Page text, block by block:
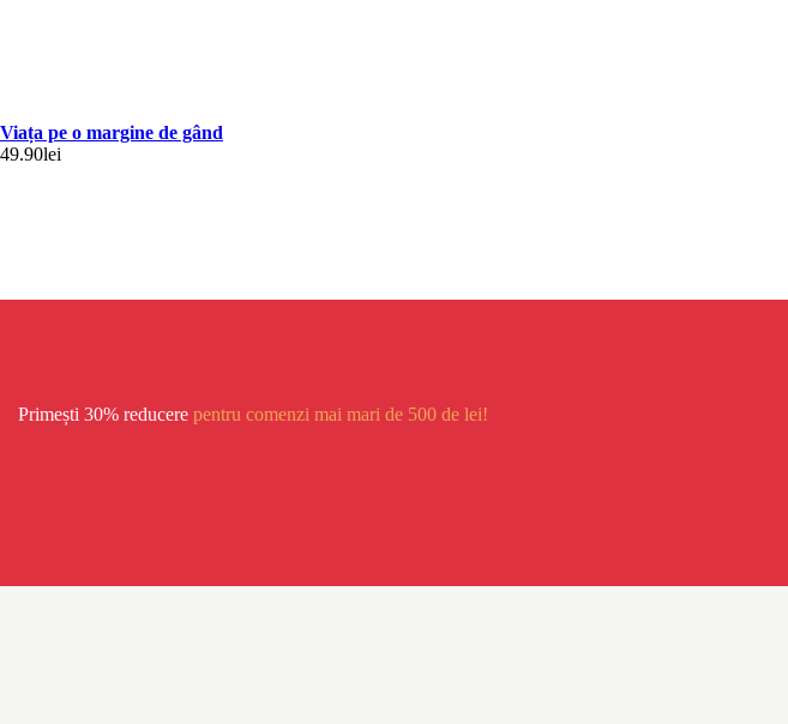
Viața pe o margine de gând
49.90lei
Primești 30% reducere pentru comenzi mai mari de 500 de lei!